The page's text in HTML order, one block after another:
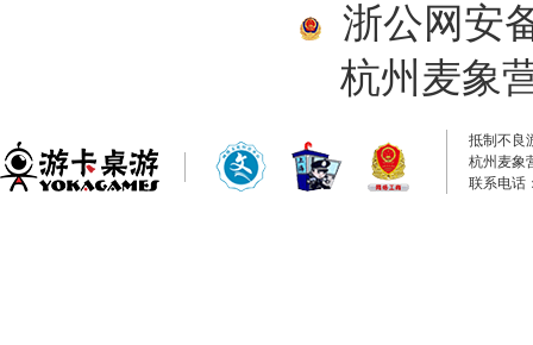
浙公网安
杭州麦象
抵制不良
杭州麦象
联系电话